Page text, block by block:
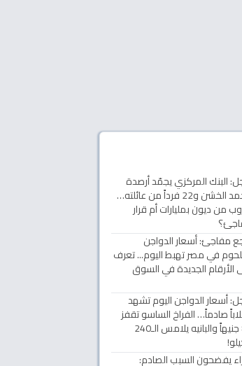
البنك المركزي يجمّد أرصدة
محمد الخشن و22 فرداً من عائلته…
من ديون بمليارات أم قرار
مفاجئ: أسعار الدواجن
في مصر تهبط اليوم... تعرف
الأرقام الجديدة في السوق
أسعار الدواجن اليوم تشهد
صادماً… الفراخ الساسو تقفز
88 جنيهاً والبانيه يلامس الـ240
يفضحون السبب الصادم: